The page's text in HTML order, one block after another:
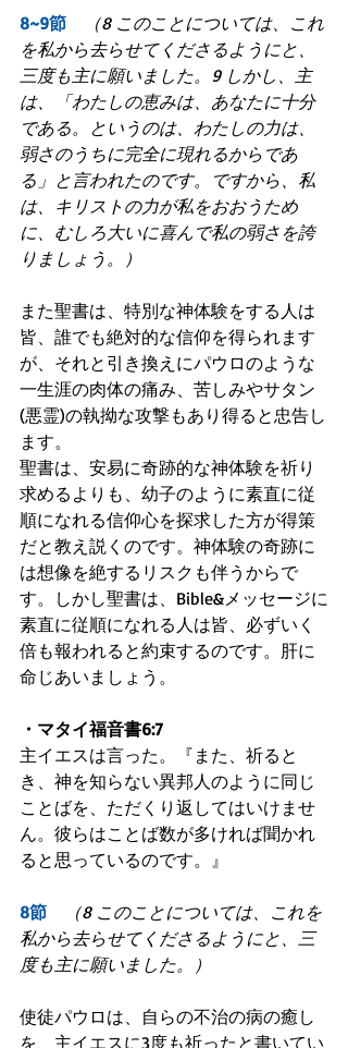
8~9節
（8 このことについては、これ
を私から去らせてくださるようにと、
三度も主に願いました。9 しかし、主
は、「わたしの恵みは、あなたに十分
である。というのは、わたしの力は、
弱さのうちに完全に現れるからであ
る」と言われたのです。ですから、私
は、キリストの力が私をおおうため
に、むしろ大いに喜んで私の弱さを誇
りましょう。）
また聖書は、特別な神体験をする人は
皆、誰でも絶対的な信仰を得られます
が、それと引き換えにパウロのような
一生涯の肉体の痛み、苦しみやサタン
(悪霊)の執拗な攻撃もあり得ると忠告し
ます。
聖書は、安易に奇跡的な神体験を祈り
求めるよりも、幼子のように素直に従
順になれる信仰心を探求した方が得策
だと教え説くのです。神体験の奇跡に
は想像を絶するリスクも伴うからで
す。しかし聖書は、Bible&メッセージに
素直に従順になれる人は皆、必ずいく
倍も報われると約束するのです。肝に
命じあいましょう。
・マタイ福音書6:7
主イエスは言った。『また、祈ると
き、神を知らない異邦人のように同じ
ことばを、ただくり返してはいけませ
ん。彼らはことば数が多ければ聞かれ
ると思っているのです。』
8節
（8 このことについては、これを
私から去らせてくださるようにと、三
度も主に願いました。）
使徒パウロは、自らの不治の病の癒し
を、主イエスに3度も祈ったと書いてい